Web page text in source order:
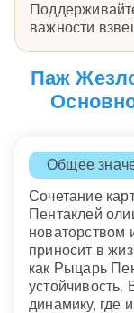
важности
Паж
Общее
Сочетание
Пентаклей
новаторством
приносит в
как Рыцарь
устойчивость.
динамику, где